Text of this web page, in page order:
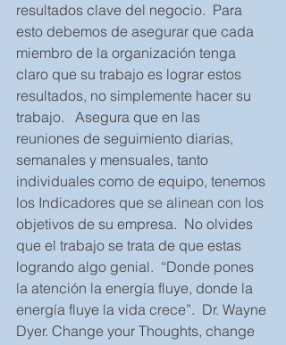
resultados clave del negocio.  Para
esto debemos de asegurar que cada
miembro de la organización tenga
claro que su trabajo es lograr estos
resultados, no simplemente hacer su
trabajo.   Asegura que en las
reuniones de seguimiento diarias,
semanales y mensuales, tanto
individuales como de equipo, tenemos
los Indicadores que se alinean con los
objetivos de su empresa.  No olvides
que el trabajo se trata de que estas
logrando algo genial.  “Donde pones
la atención la energía fluye, donde la
energía fluye la vida crece”.  Dr. Wayne
Dyer. Change your Thoughts, change